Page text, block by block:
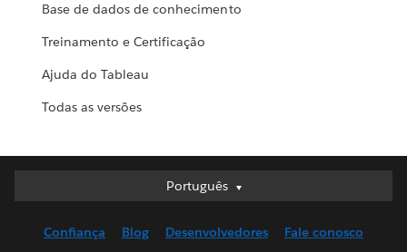
Base de dados de conhecimento
Treinamento e Certificação
Ajuda do Tableau
Todas as versões
Português
Português
English (UK)
Confiança Blog Desenvolvedores Fale conosco